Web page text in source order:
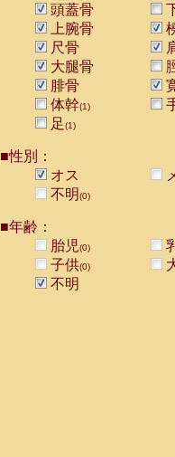
頭蓋骨
上腕骨
尺骨
大腿骨
腓骨
体幹(1)
足(1)
■性別：
オス
不明(0)
■年齢：
胎児(0)
子供(0)
不明